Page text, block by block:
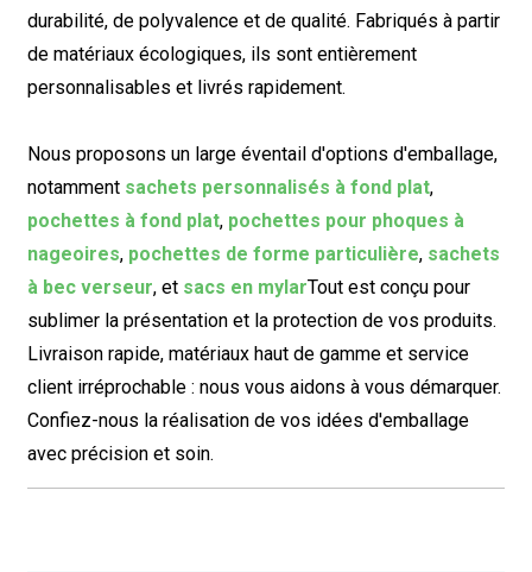
durabilité, de polyvalence et de qualité. Fabriqués à partir
de matériaux écologiques, ils sont entièrement
personnalisables et livrés rapidement.
Nous proposons un large éventail d'options d'emballage,
notamment sachets personnalisés à fond plat,
pochettes à fond plat, pochettes pour phoques à
nageoires, pochettes de forme particulière, sachets
à bec verseur, et sacs en mylarTout est conçu pour
sublimer la présentation et la protection de vos produits.
Livraison rapide, matériaux haut de gamme et service
client irréprochable : nous vous aidons à vous démarquer.
Confiez-nous la réalisation de vos idées d'emballage
avec précision et soin.